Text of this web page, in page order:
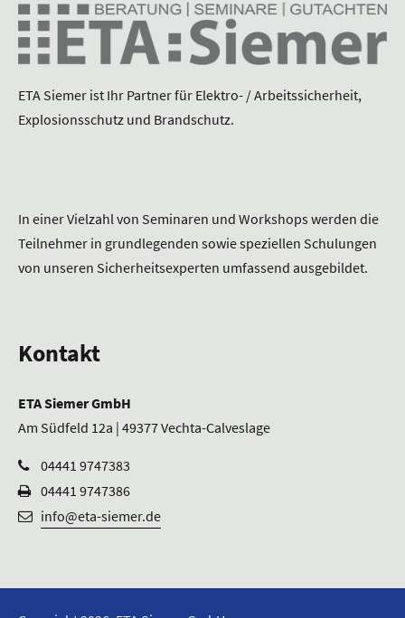
ETA Siemer ist Ihr Partner für Elektro- / Arbeitssicherheit,
Explosionsschutz und Brandschutz.
In einer Vielzahl von Seminaren und Workshops werden die
Teilnehmer in grundlegenden sowie speziellen Schulungen
von unseren Sicherheitsexperten umfassend ausgebildet.
Kontakt
ETA Siemer GmbH
Am Südfeld 12a | 49377 Vechta-Calveslage
04441 9747383
04441 9747386
info@eta-siemer.de